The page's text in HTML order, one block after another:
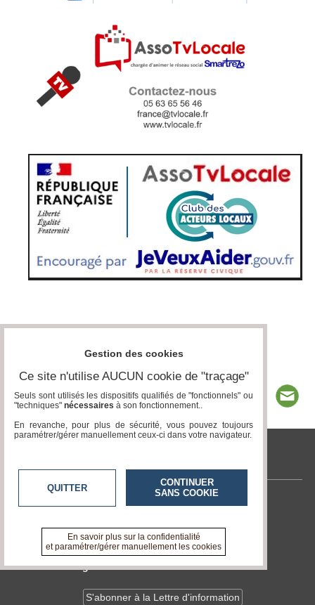
www.acteurs-locaux.fr
Contactez-nous
A propos de www.acteurs-locaux.fr
Devenir délégué
S'abonner à la Lettre d'information
Gestion des cookies
Ce site n'utilise AUCUN cookie de "traçage"
Seuls sont utilisés les dispositifs qualifiés de "fonctionnels" ou
"techniques" nécessaires à son fonctionnement..
En revanche, pour plus de sécurité, vous pouvez toujours
paramétrer/gérer manuellement ceux-ci dans votre navigateur.
QUITTER
CONTINUER
SANS COOKIE
En savoir plus sur la confidentialité
et paramétrer/gérer manuellement les cookies